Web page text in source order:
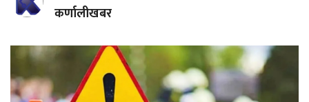
कर्णालीखबर